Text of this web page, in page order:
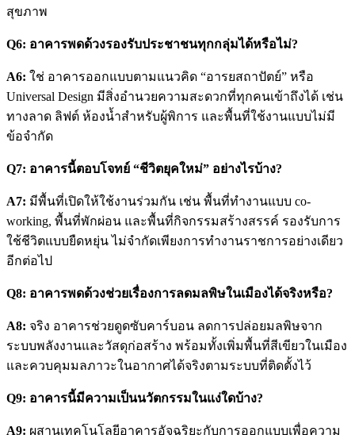
สุขภาพ
Q6: อาคารพดด้วงรองรับประชาชนทุกกลุ่มได้หรือไม่?
A6: ใช่ อาคารออกแบบตามแนวคิด “อารยสถาปัตย์” หรือ
Universal Design มีสิ่งอำนวยความสะดวกที่ทุกคนเข้าถึงได้ เช่น
ทางลาด ลิฟต์ ห้องน้ำสำหรับผู้พิการ และพื้นที่ใช้งานแบบไม่มี
ข้อจำกัด
Q7: อาคารนี้ตอบโจทย์ “ชีวิตยุคใหม่” อย่างไรบ้าง?
A7: มีพื้นที่เปิดให้ใช้งานร่วมกัน เช่น พื้นที่ทำงานแบบ co-
working, พื้นที่พักผ่อน และพื้นที่กิจกรรมสร้างสรรค์ รองรับการ
ใช้ชีวิตแบบยืดหยุ่น ไม่จำกัดเพียงการทำงานราชการอย่างเดียว
อีกต่อไป
Q8: อาคารพดด้วงช่วยเรื่องการลดมลพิษในเมืองได้จริงหรือ?
A8: จริง อาคารช่วยดูดซับคาร์บอน ลดการปล่อยมลพิษจาก
ระบบพลังงานและวัสดุก่อสร้าง พร้อมทั้งเพิ่มพื้นที่สีเขียวในเมือง
และควบคุมมลภาวะในอากาศได้จริงตามระบบที่ติดตั้งไว้
Q9: อาคารนี้มีความเป็นนวัตกรรมในแง่ใดบ้าง?
A9: ผสานเทคโนโลยีอาคารอัจฉริยะกับการออกแบบเพื่อความ